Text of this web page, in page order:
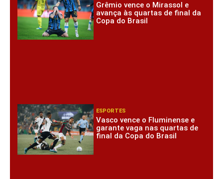
Grêmio vence o Mirassol e
avança às quartas de final da
Copa do Brasil
ESPORTES
Vasco vence o Fluminense e
garante vaga nas quartas de
final da Copa do Brasil